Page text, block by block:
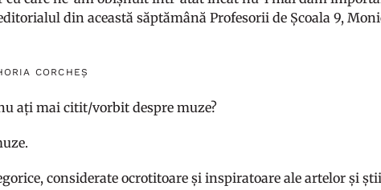
din această săptămână Profesorii de Școala 9,
CORCHEȘ
ați mai citit/vorbit despre muze?
considerate ocrotitoare și inspiratoare ale artelor și